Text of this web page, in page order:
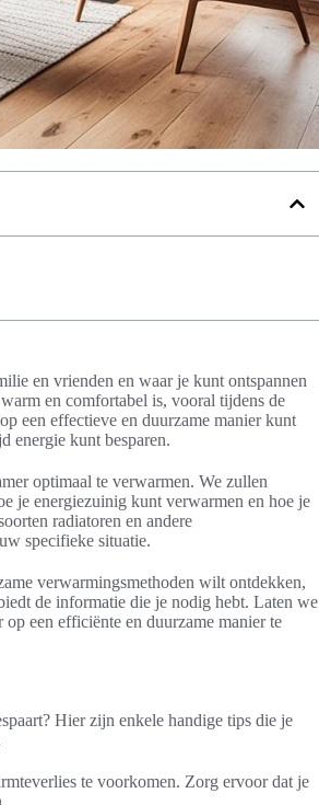
en vrienden en waar je kunt ontspannen
en comfortabel is, vooral tijdens de
een effectieve en duurzame manier kunt
energie kunt besparen.
optimaal te verwarmen. We zullen
je energiezuinig kunt verwarmen en hoe je
radiatoren en andere
specifieke situatie.
verwarmingsmethoden wilt ontdekken,
de informatie die je nodig hebt. Laten we
een efficiënte en duurzame manier te
Hier zijn enkele handige tips die je
te voorkomen. Zorg ervoor dat je